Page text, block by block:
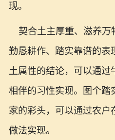
现。
契合土主厚重、滋养万
勤恳耕作、踏实靠谱的表
土属性的结论，可以通过
相伴的习性实现。图个踏
家的彩头，可以通过农户
做法实现。